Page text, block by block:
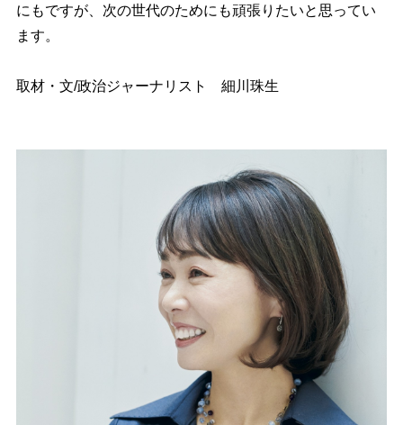
にもですが、次の世代のためにも頑張りたいと思ってい
ます。
取材・文/政治ジャーナリスト 細川珠生